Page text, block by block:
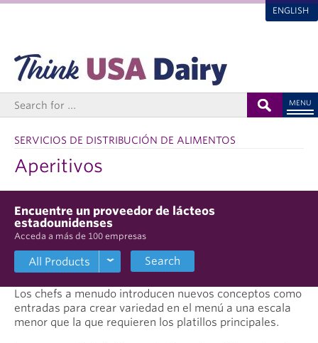
ENGLISH
MENU
SERVICIOS DE DISTRIBUCIÓN DE ALIMENTOS
Aperitivos
Encuentre un proveedor de lácteos
estadounidenses
Acceda a más de 100 empresas
Search
Los chefs a menudo introducen nuevos conceptos como
entradas para crear variedad en el menú a una escala
menor que la que requieren los platillos principales.